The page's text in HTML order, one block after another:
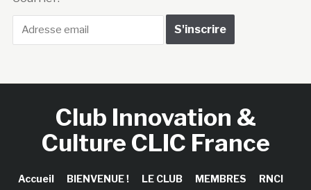
Club Innovation &
Culture CLIC France
Accueil BIENVENUE ! LE CLUB MEMBRES
RNCI